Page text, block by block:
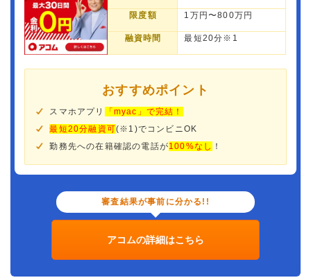
限度額 1万円〜800万円
融資時間 最短20分※1
おすすめポイント
スマホアプリ
「myac」で完結！
最短20分融資可(※1)でコンビニOK
勤務先への在籍確認の電話が100%なし ！
審査結果が事前に分かる!!
アコムの詳細はこちら